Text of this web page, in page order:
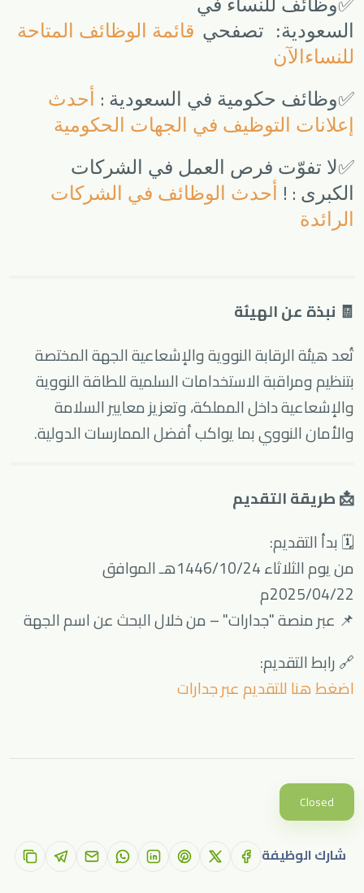
✅وظائف للنساء في
السعودية:
تصفحي قائمة الوظائف المتاحة
للنساء الآن
✅وظائف حكومية في السعودية :
أحدث
إعلانات التوظيف في الجهات الحكومية
✅لا تفوّت فرص العمل في الشركات
الكبرى ! :
أحدث الوظائف في الشركات
الرائدة
🧾 نبذة عن الهيئة
تُعد هيئة الرقابة النووية والإشعاعية الجهة المختصة
بتنظيم ومراقبة الاستخدامات السلمية للطاقة النووية
والإشعاعية داخل المملكة، وتعزيز معايير السلامة
والأمان النووي بما يواكب أفضل الممارسات الدولية.
📩 طريقة التقديم
🗓 بدأ التقديم:
من يوم الثلاثاء 1446/10/24هـ الموافق
2025/04/22م
📌 عبر منصة "جدارات" – من خلال البحث عن اسم الجهة
🔗 رابط التقديم:
اضغط هنا للتقديم عبر جدارات
Closed
شارك الوظيفة